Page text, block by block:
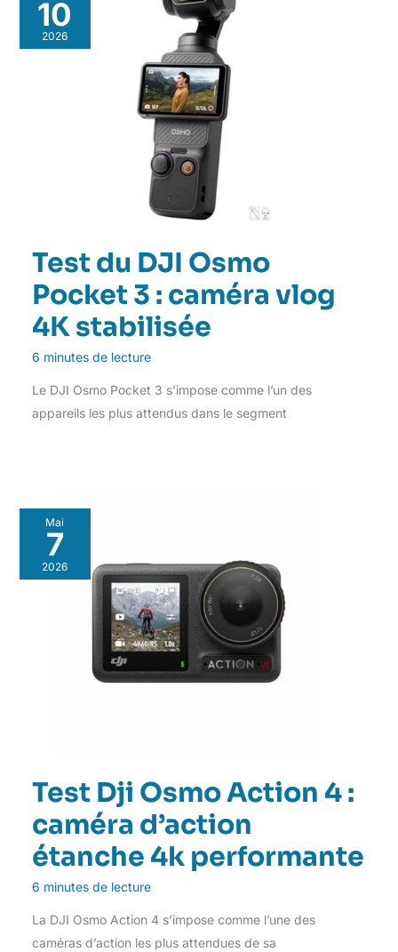
10
2026
Test du DJI Osmo
Pocket 3 : caméra vlog
4K stabilisée
6 minutes de lecture
Le DJI Osmo Pocket 3 s’impose comme l’un des
appareils les plus attendus dans le segment
Mai
7
2026
Test Dji Osmo Action 4 :
caméra d’action
étanche 4k performante
6 minutes de lecture
La DJI Osmo Action 4 s’impose comme l’une des
caméras d’action les plus attendues de sa